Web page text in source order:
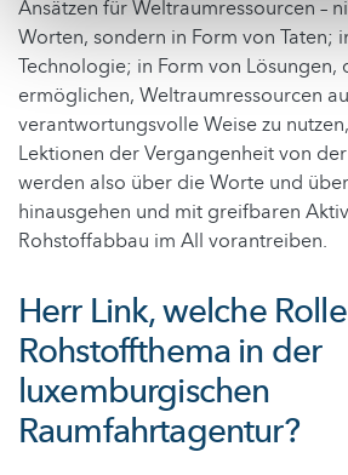
Ansätzen für Weltraumressourcen –
Worten, sondern in Form von Taten;
Technologie; in Form von Lösungen,
ermöglichen, Weltraumressourcen
verantwortungsvolle Weise zu
Lektionen der Vergangenheit von
werden also über die Worte und
hinausgehen und mit greifbaren
Rohstoffabbau im All vorantreiben.
Herr Link, welche
Rohstoffthema in der
luxemburgischen
Raumfahrtagentur?